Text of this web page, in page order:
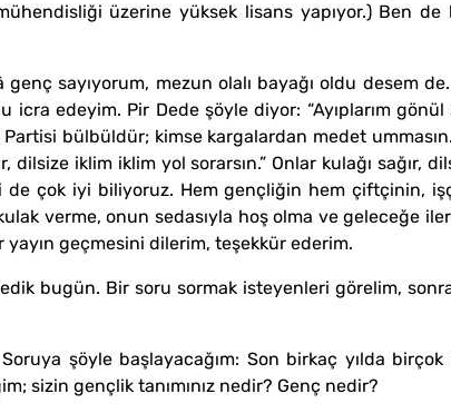
üzerine yüksek lisans yapıyor.) Ben
sayıyorum, mezun olalı bayağı oldu desem
edeyim. Pir Dede şöyle diyor: “Ayıplarım gönül
bülbüldür; kimse kargalardan medet
dilsize iklim iklim yol sorarsın.” Onlar kulağı sağır,
de çok iyi biliyoruz. Hem gençliğin hem çiftçinin,
verme, onun sedasıyla hoş olma ve geleceğe
yayın geçmesini dilerim, teşekkür ederim.
bugün. Bir soru sormak isteyenleri görelim,
şöyle başlayacağım: Son birkaç yılda
sizin gençlik tanımınız nedir? Genç nedir?